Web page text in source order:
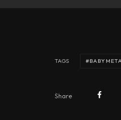
TAGS
Share